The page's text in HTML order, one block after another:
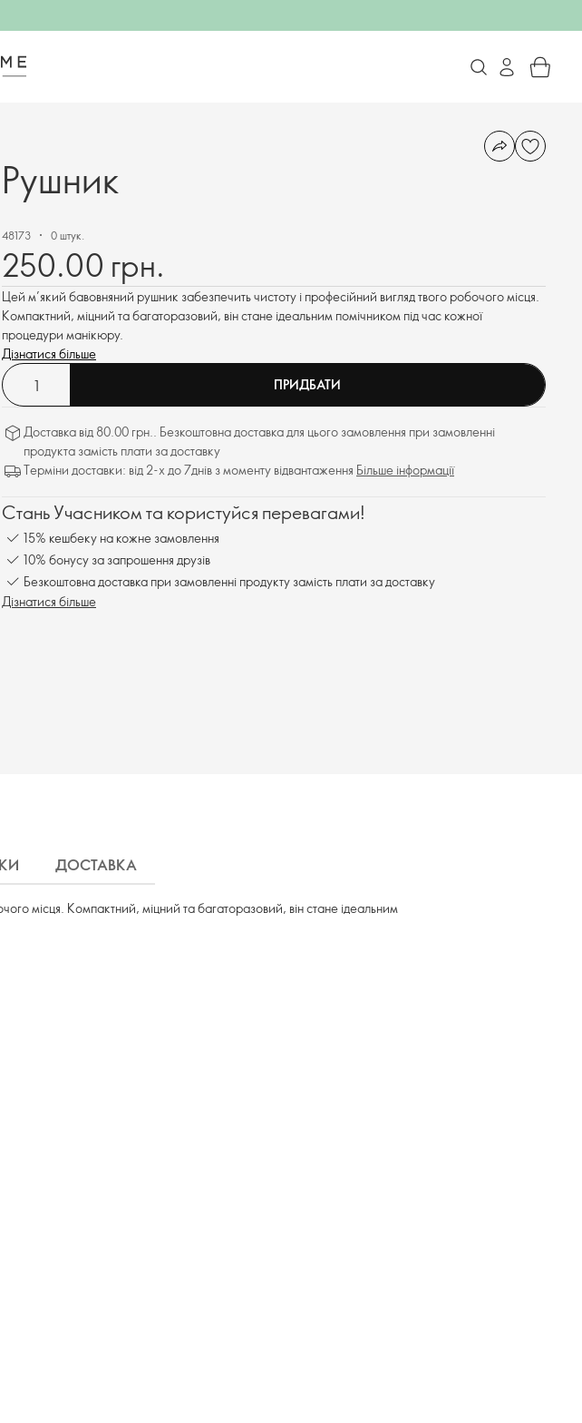
Рушник
48173 0 штук.
250.00 грн.
Цей м’який бавовняний рушник забезпечить чистоту і професійний вигляд твого робочого місця.
Компактний, міцний та багаторазовий, він стане ідеальним помічником під час кожної
процедури манікюру.
Дізнатися більше
ПРИДБАТИ
Доставка від 80.00 грн.. Безкоштовна доставка для цього замовлення при замовленні
продукта замість плати за доставку
Терміни доставки: від 2-х до 7днів з моменту відвантаження Більше інформації
Стань Учасником та користуйся перевагами!
15% кешбеку на кожне замовлення
10% бонусу за запрошення друзів
Безкоштовна доставка при замовленні продукту замість плати за доставку
Дізнатися більше
ДОСТАВКА
місця. Компактний, міцний та багаторазовий, він стане ідеальним